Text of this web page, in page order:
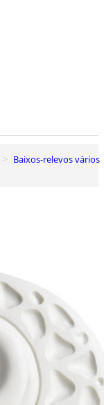
Baixos-relevos vários